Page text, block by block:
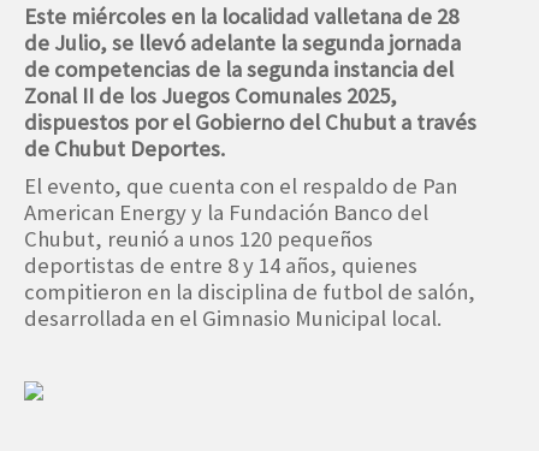
Este miércoles en la localidad valletana de 28
de Julio, se llevó adelante la segunda jornada
de competencias de la segunda instancia del
Zonal II de los Juegos Comunales 2025,
dispuestos por el Gobierno del Chubut a través
de Chubut Deportes.
El evento, que cuenta con el respaldo de Pan
American Energy y la Fundación Banco del
Chubut, reunió a unos 120 pequeños
deportistas de entre 8 y 14 años, quienes
compitieron en la disciplina de futbol de salón,
desarrollada en el Gimnasio Municipal local.